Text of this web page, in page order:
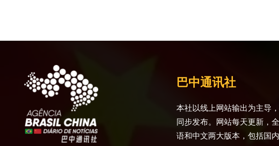
巴中通讯社
本社以线上网站输出为主导
同步发布。网站每天更新，
语和中文两大版本，包括国